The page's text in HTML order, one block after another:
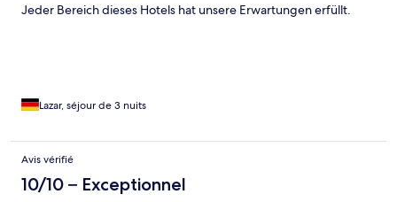
Jeder Bereich dieses Hotels hat unsere Erwartungen erfüllt.
Lazar, séjour de 3 nuits
Avis vérifié
10/10 – Exceptionnel